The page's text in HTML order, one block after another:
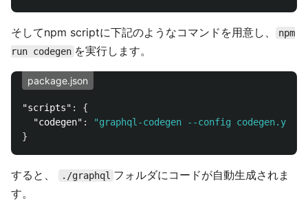
そしてnpm scriptに下記のようなコマンドを用意し、
npm
run codegen を実行します。
package.json
"scripts" :
{
"codegen" :
"graphql-codegen --config codegen.yml"
}
すると、 ./graphql フォルダにコードが自動生成されま
す。